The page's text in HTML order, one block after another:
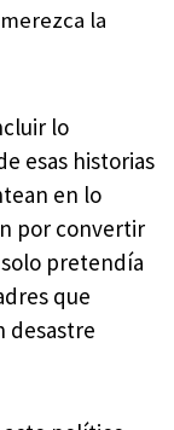
la
lo
esas historias
en lo
por convertir
pretendía
que
desastre